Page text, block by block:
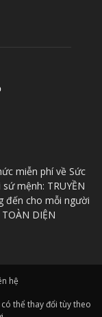
miễn phí về Sức
mệnh: TRUYỀN
đến cho mỗi người
DIỆN
hệ
thể thay đổi tùy theo